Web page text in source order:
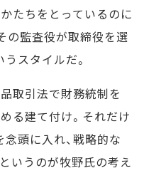
たちをとっているのに
の監査役が取締役を選
スタイルだ。
取引法で財務統制を
る建て付け。それだけ
頭に入れ、戦略的な
いうのが牧野氏の考え